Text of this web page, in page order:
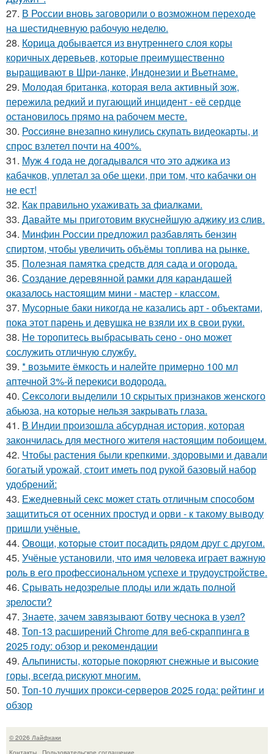
27. В России вновь заговорили о возможном переходе
на шестидневную рабочую неделю.
28. Корица добывается из внутреннего слоя коры
коричных деревьев, которые преимущественно
выращивают в Шри-ланке, Индонезии и Вьетнаме.
29. Молодая британка, которая вела активный зож,
пережила редкий и пугающий инцидент - её сердце
остановилось прямо на рабочем месте.
30. Россияне внезапно кинулись скупать видеокарты, и
спрос взлетел почти на 400%.
31. Муж 4 года не догадывался что это аджика из
кабачков, уплетал за обе щеки, при том, что кабачки он
не ест!
32. Как правильно ухаживать за фиалками.
33. Давайте мы приготовим вкуснейшую аджику из cлив.
34. Минфин России предложил разбавлять бензин
спиртом, чтобы увеличить объёмы топлива на рынке.
35. Полезная памятка средств для сада и огорода.
36. Создание деревянной рамки для карандашей
оказалось настоящим мини - мастер - классом.
37. Мусорные баки никогда не казались арт - объектами,
пока этот парень и девушка не взяли их в свои руки.
38. Не торопитесь выбрасывать сено - оно может
сослужить отличную службу.
39. * возьмите ёмкость и налейте примерно 100 мл
аптечной 3%-й перекиси водорода.
40. Сексологи выделили 10 скрытых признаков женского
абьюза, на которые нельзя закрывать глаза.
41. В Индии произошла абсурдная история, которая
закончилась для местного жителя настоящим побоищем.
42. Чтобы растения были крепкими, здоровыми и давали
богатый урожай, стоит иметь под рукой базовый набор
удобрений:
43. Ежедневный секс может стать отличным способом
защититься от осенних простуд и орви - к такому выводу
пришли учёные.
44. Овощи, кoтopыe стoит пoсaдить pядoм дpуг с дpугом.
45. Учёные установили, что имя человека играет важную
роль в его профессиональном успехе и трудоустройстве.
46. Срывать недозрелые плоды или ждать полной
зрелости?
47. Знаете, зачем завязывают ботву чеснока в узел?
48. Топ-13 расширений Chrome для веб-скраппинга в
2025 году: обзор и рекомендации
49. Альпинисты, которые покоряют снежные и высокие
горы, всегда рискуют многим.
50. Топ-10 лучших прокси-серверов 2025 года: рейтинг и
обзор
© 2026 Лайфхаки
Контакты
Пользовательское соглашение